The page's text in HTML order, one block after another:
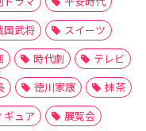
国武将
スイーツ
時代劇
テレビ
徳川家康
抹茶
ギュア
展覧会